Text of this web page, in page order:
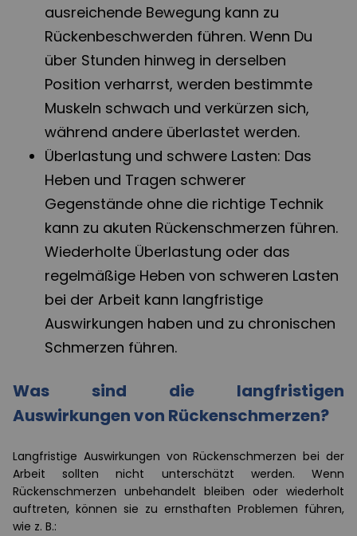
ausreichende Bewegung kann zu
Rückenbeschwerden führen. Wenn Du
über Stunden hinweg in derselben
Position verharrst, werden bestimmte
Muskeln schwach und verkürzen sich,
während andere überlastet werden.
Überlastung und schwere Lasten: Das
Heben und Tragen schwerer
Gegenstände ohne die richtige Technik
kann zu akuten Rückenschmerzen führen.
Wiederholte Überlastung oder das
regelmäßige Heben von schweren Lasten
bei der Arbeit kann langfristige
Auswirkungen haben und zu chronischen
Schmerzen führen.
Was sind die langfristigen
Auswirkungen von Rückenschmerzen?
Langfristige Auswirkungen von Rückenschmerzen bei der
Arbeit sollten nicht unterschätzt werden. Wenn
Rückenschmerzen unbehandelt bleiben oder wiederholt
auftreten, können sie zu ernsthaften Problemen führen,
wie z. B.: